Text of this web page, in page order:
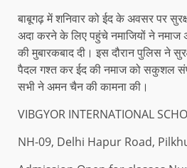
बाबूगढ़ में शनिवार को ईद के अवसर पर
अदा करने के लिए पहुंचे नमाजियों ने
की मुबारकबाद दी। इस दौरान पुलिस ने
पैदल गश्त कर ईद की नमाज को सकुशल
सभी ने अमन चैन की कामना की।
VIBGYOR INTERNATIONAL
NH-09, Delhi Hapur Road,